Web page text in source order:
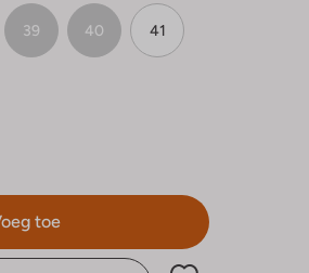
39 40 41
toe